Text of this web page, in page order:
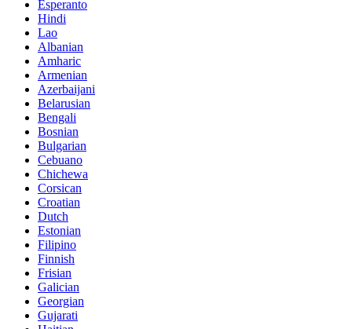
Esperanto
Hindi
Lao
Albanian
Amharic
Armenian
Azerbaijani
Belarusian
Bengali
Bosnian
Bulgarian
Cebuano
Chichewa
Corsican
Croatian
Dutch
Estonian
Filipino
Finnish
Frisian
Galician
Georgian
Gujarati